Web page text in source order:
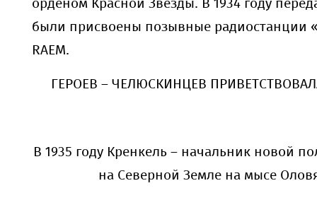
орденом Красной Звезды. В 1934 году
были присвоены позывные радиостанции
RAEM.
ГЕРОЕВ – ЧЕЛЮСКИНЦЕВ
В 1935 году Кренкель – начальник новой
на Северной Земле на мысе